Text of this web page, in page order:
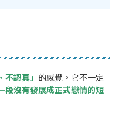
不認真」 的感覺。它不一定
段沒有發展成正式戀情的短